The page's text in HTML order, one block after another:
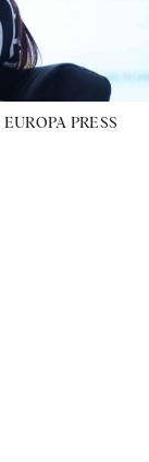
EUROPA PRESS